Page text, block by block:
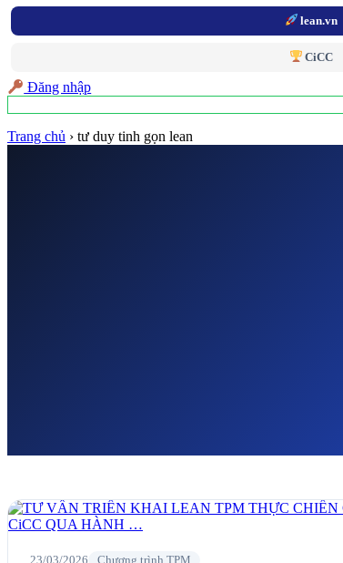
lean.vn
CiCC
Đăng nhập
Trang chủ › tư duy tinh gọn lean
23/03/2026 Chương trình TPM